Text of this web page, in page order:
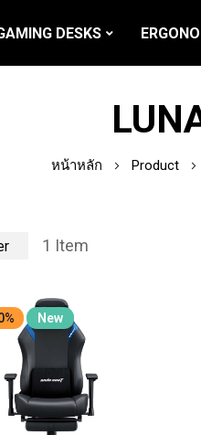
DESKS
หน้าหลัก Product
1 Item
New